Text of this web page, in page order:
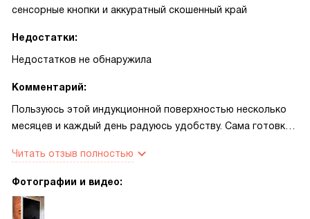
сенсорные кнопки и аккуратный скошенный край
Недостатки:
Недостатков не обнаружила
Комментарий:
Пользуюсь этой индукционной поверхностью несколько
месяцев и каждый день радуюсь удобству. Сама готовка
и это заметно при утренней спешке и при семейных
ужинах. Сенсорное управление простое — настраивать
помогает вечером. Автоматика закипания реально
Читать отзыв полностью
Фотографии и видео: